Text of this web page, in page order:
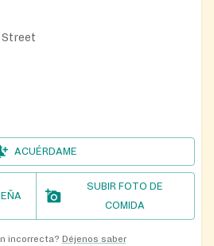
ACUÉRDAME
SUBIR FOTO DE
COMIDA
incorrecta? Déjenos saber